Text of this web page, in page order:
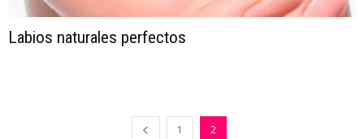
Labios naturales perfectos
1 2